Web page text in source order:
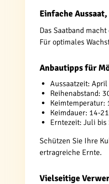
Einfache
Das Saatband
Für optimales
Anbautipps für
Aussaatzeit:
Reihenabstand:
Keimtemperatur:
Keimdauer: 14-
Erntezeit: Juli bis
Schützen Sie Ihre
ertragreiche Ernte.
Vielseitige